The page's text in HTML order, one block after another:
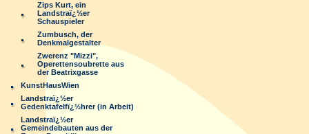
Zips Kurt, ein
Landstraï¿½er
Schauspieler
Zumbusch, der
Denkmalgestalter
Zwerenz "Mizzi",
Operettensoubrette aus
der Beatrixgasse
KunstHausWien
Landstraï¿½er
Gedenktafelfï¿½hrer (in Arbeit)
Landstraï¿½er
Gemeindebauten aus der